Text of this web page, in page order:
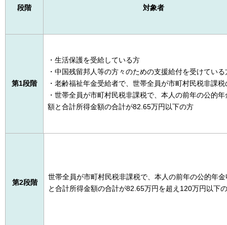
段階 対象者
第1段階
・生活保護を受給している方
・中国残留邦人等の方々のための支援給付を受けている
・老齢福祉年金受給者で、世帯全員が市町村民税非課税
・世帯全員が市町村民税非課税で、本人の前年の公的
額と合計所得金額の合計が82.65万円以下の方
第2段階
世帯全員が市町村民税非課税で、本人の前年の公的年
と合計所得金額の合計が82.65万円を超え120万円以下